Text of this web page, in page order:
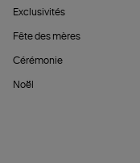
Exclusivités
Fête des mères
Cérémonie
Noël